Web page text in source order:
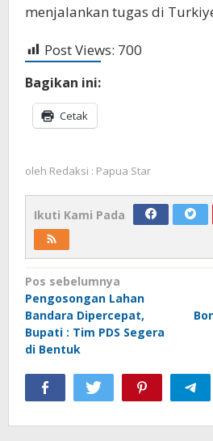
menjalankan tugas di
Post Views: 700
Bagikan ini:
Cetak
oleh Redaksi : Papua Star
Ikuti Kami Pada
Navigasi
pos
Pos sebelumnya
Pengosongan Lahan
Bandara Dipercepat,
Bupati : Tim PDS Segera
di Bentuk